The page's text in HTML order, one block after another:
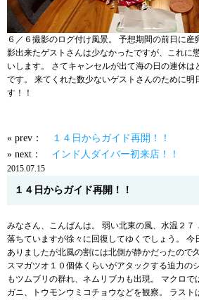
６／６撮影のログ付け風景。 予想期間の前日に
影出来たゲストさんは少なかったですが、これに
いします。 さてキャンセルが出て海の日の連休
です。 来てくれた数少ないゲストさんのために明
す！！
« prev：
１４日からガイド再開！！
» next： インド人ダイバー初来店！！
2015.07.15
１４日からガイド再開！！
みなさん、こんばんは。 弱い北東の風、水温２７
落ちていますが徐々に回復してゆくでしょう。 今
ありましたが北風の割には北側が静かだったので
スマガツオ１０個体くらいがアタックする迫力の
もツムブリの群れ、ネムリブカも出現。 マクロで
ガニ、トウモンウミコチョウなどを観察。 ラス